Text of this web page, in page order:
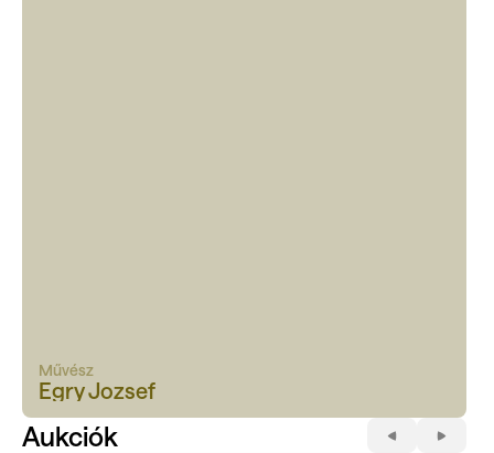
Művész
Egry Jozsef
Aukciók